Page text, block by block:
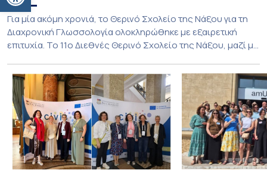
Για μία ακόμη χρονιά, το Θερινό Σχολείο της Νάξου για τη
Διαχρονική Γλωσσολογία ολοκληρώθηκε με εξαιρετική
επιτυχία. Το 11ο Διεθνές Θερινό Σχολείο της Νάξου, μαζί με
Linguistics in the 21st Century», διεξήχθη από τις 19 έως τις
25 Ιουλίου 2026 στο ιστορικό κτίριο της πρώην σχολής […]